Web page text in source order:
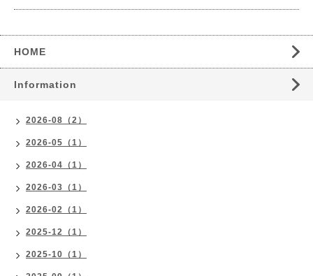
HOME
Information
2026-08（2）
2026-05（1）
2026-04（1）
2026-03（1）
2026-02（1）
2025-12（1）
2025-10（1）